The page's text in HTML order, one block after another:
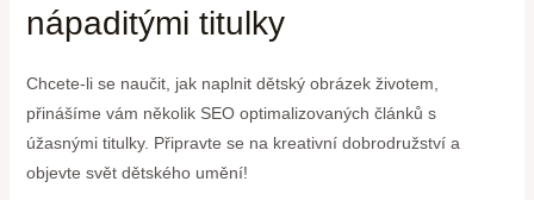
nápaditými titulky
Chcete-li se naučit, jak naplnit dětský obrázek životem,
přinášíme vám několik SEO optimalizovaných článků s
úžasnými titulky. Připravte se na kreativní dobrodružství a
objevte svět dětského umění!